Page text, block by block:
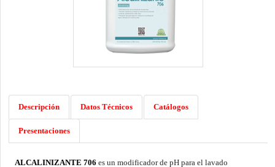
Descripción Datos Técnicos Catálogos
Presentaciones
ALCALINIZANTE 706 es un modificador de pH para el lavado